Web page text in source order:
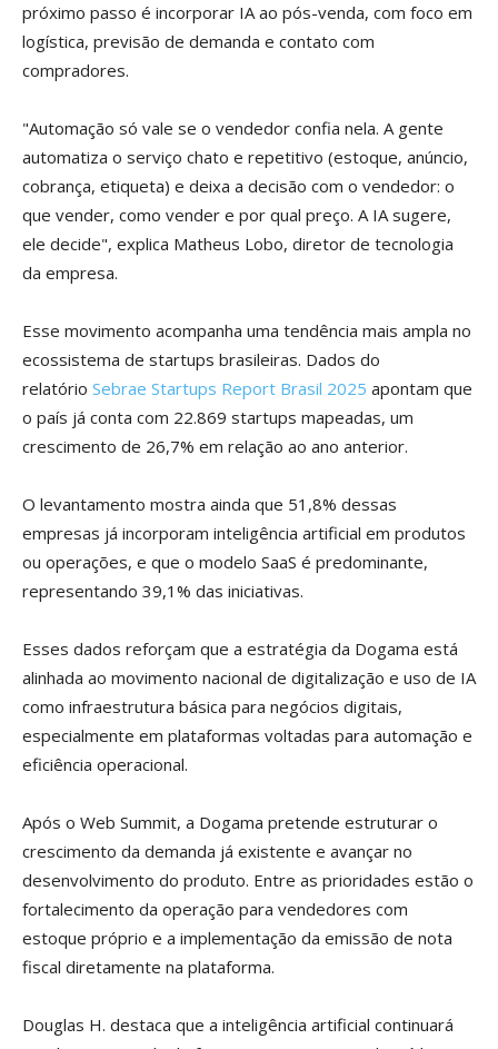
próximo passo é incorporar IA ao pós-venda, com foco em
logística, previsão de demanda e contato com
compradores.
"Automação só vale se o vendedor confia nela. A gente
automatiza o serviço chato e repetitivo (estoque, anúncio,
cobrança, etiqueta) e deixa a decisão com o vendedor: o
que vender, como vender e por qual preço. A IA sugere,
ele decide", explica Matheus Lobo, diretor de tecnologia
da empresa.
Esse movimento acompanha uma tendência mais ampla no
ecossistema de startups brasileiras. Dados do
relatório Sebrae Startups Report Brasil 2025 apontam que
o país já conta com 22.869 startups mapeadas, um
crescimento de 26,7% em relação ao ano anterior.
O levantamento mostra ainda que 51,8% dessas
empresas já incorporam inteligência artificial em produtos
ou operações, e que o modelo SaaS é predominante,
representando 39,1% das iniciativas.
Esses dados reforçam que a estratégia da Dogama está
alinhada ao movimento nacional de digitalização e uso de IA
como infraestrutura básica para negócios digitais,
especialmente em plataformas voltadas para automação e
eficiência operacional.
Após o Web Summit, a Dogama pretende estruturar o
crescimento da demanda já existente e avançar no
desenvolvimento do produto. Entre as prioridades estão o
fortalecimento da operação para vendedores com
estoque próprio e a implementação da emissão de nota
fiscal diretamente na plataforma.
Douglas H. destaca que a inteligência artificial continuará